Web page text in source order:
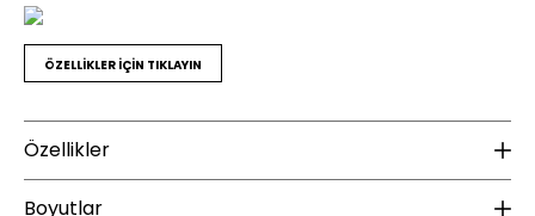
ÖZELLİKLER İÇİN TIKLAYIN
Özellikler
Boyutlar